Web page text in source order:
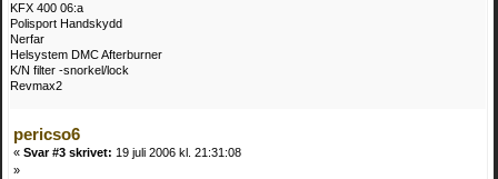
KFX 400 06:a
Polisport Handskydd
Nerfar
Helsystem DMC Afterburner
K/N filter -snorkel/lock
Revmax2
pericso6
« Svar #3 skrivet: 19 juli 2006 kl. 21:31:08
»